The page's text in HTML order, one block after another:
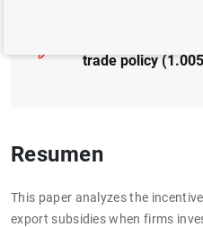
trade policy
Resumen
This paper analyzes the
export subsidies when firms